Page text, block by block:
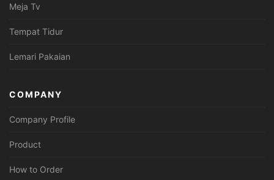
Meja Tv
Tempat Tidur
Lemari Pakaian
COMPANY
Company Profile
Product
How to Order